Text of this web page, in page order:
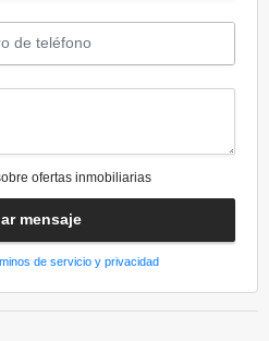
ofertas inmobiliarias
mensaje
de servicio y privacidad